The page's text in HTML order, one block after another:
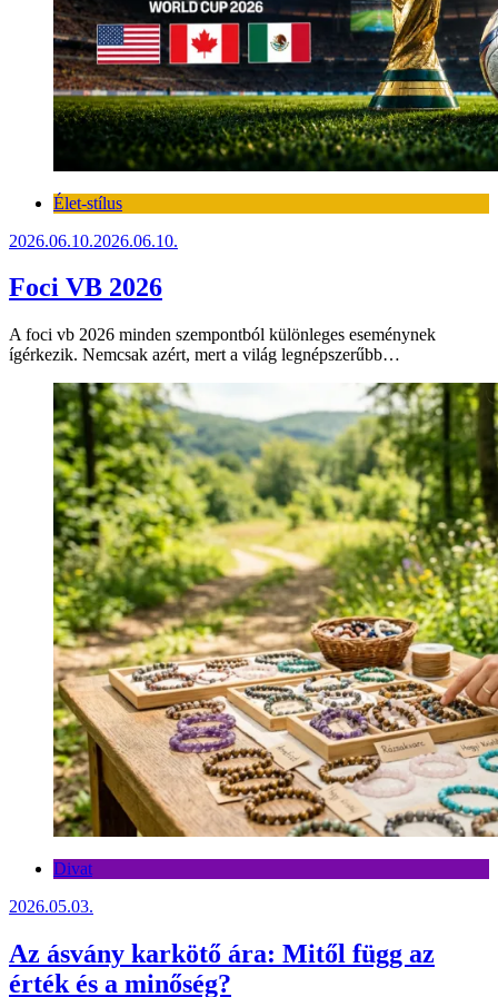
Élet-stílus
2026.06.10.2026.06.10.
Foci VB 2026
A foci vb 2026 minden szempontból különleges eseménynek
ígérkezik. Nemcsak azért, mert a világ legnépszerűbb…
Divat
2026.05.03.
Az ásvány karkötő ára: Mitől függ az
érték és a minőség?